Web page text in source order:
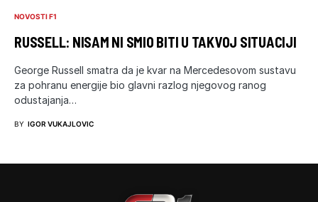
NOVOSTI F1
RUSSELL: NISAM NI SMIO BITI U TAKVOJ SITUACIJI
George Russell smatra da je kvar na Mercedesovom sustavu
za pohranu energije bio glavni razlog njegovog ranog
odustajanja…
BY IGOR VUKAJLOVIC